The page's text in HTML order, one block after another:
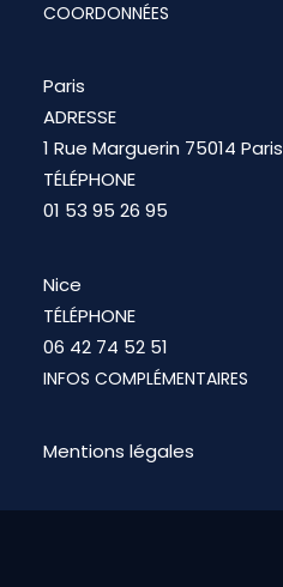
COORDONNÉES
Paris
ADRESSE
1 Rue Marguerin 75014 Paris
TÉLÉPHONE
01 53 95 26 95
Nice
TÉLÉPHONE
06 42 74 52 51
INFOS COMPLÉMENTAIRES
Mentions légales